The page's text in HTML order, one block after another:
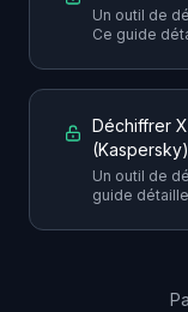
Un outil de
Ce guide
toutes les
Déchiffrer
(Kaspersky)
Un outil de
guide
précautions